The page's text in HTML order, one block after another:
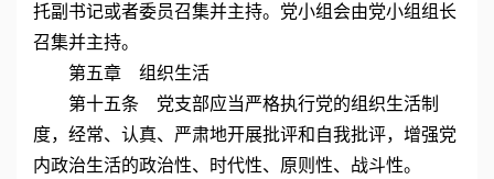
托副书记或者委员召集并主持。党小组会由党小组组长
召集并主持。
第五章 组织生活
第十五条 党支部应当严格执行党的组织生活制
度，经常、认真、严肃地开展批评和自我批评，增强党
内政治生活的政治性、时代性、原则性、战斗性。